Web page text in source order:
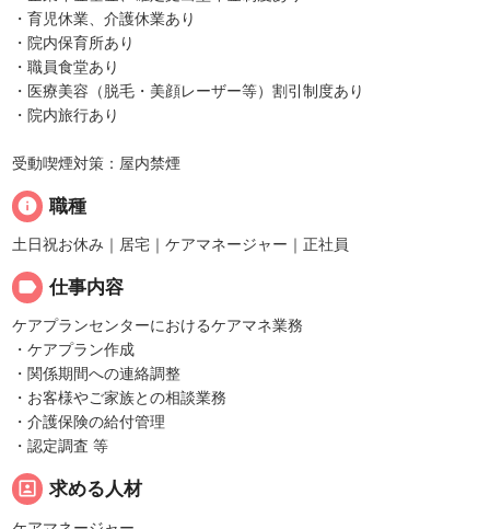
・育児休業、介護休業あり
・院内保育所あり
・職員食堂あり
・医療美容（脱毛・美顔レーザー等）割引制度あり
・院内旅行あり
受動喫煙対策：屋内禁煙
info 職種
土日祝お休み｜居宅｜ケアマネージャー｜正社員
label 仕事内容
ケアプランセンターにおけるケアマネ業務
・ケアプラン作成
・関係期間への連絡調整
・お客様やご家族との相談業務
・介護保険の給付管理
・認定調査 等
portrait 求める人材